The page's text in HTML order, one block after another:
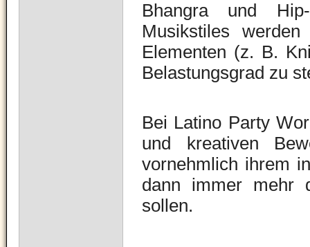
Bhangra und
Musikstiles
Elementen (z. B.
Belastungsgrad zu
Bei Latino Party
und kreativen
vornehmlich ihrem
dann immer mehr
sollen.